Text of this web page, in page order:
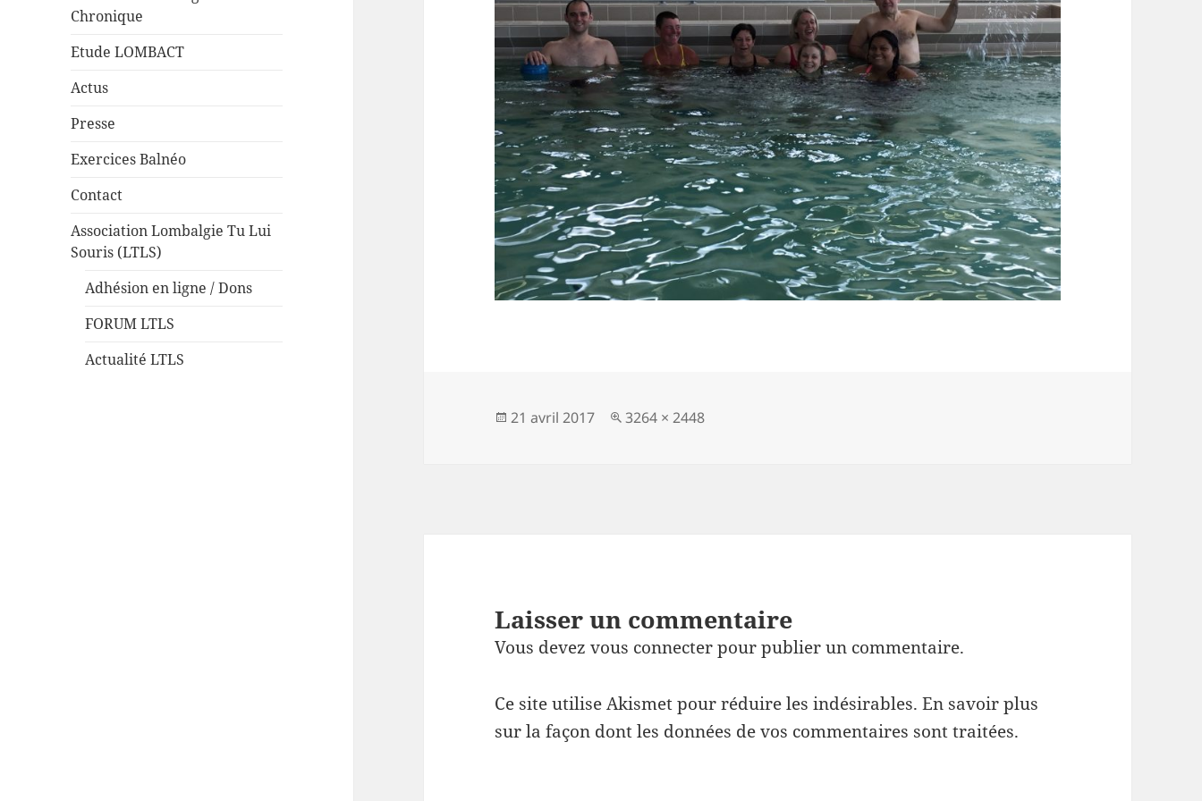
Chronique
Etude LOMBACT
Actus
Presse
Exercices Balnéo
Contact
Association Lombalgie Tu Lui
Souris (LTLS)
Adhésion en ligne / Dons
FORUM LTLS
Actualité LTLS
Publié
21 avril 2017
Taille
3264 × 2448
Laisser un commentaire
Vous devezvous connecterpour publier un commentaire.
Ce site utilise Akismet pour réduire les indésirables.En savoir plus
sur la façon dont les données de vos commentaires sont traitées.